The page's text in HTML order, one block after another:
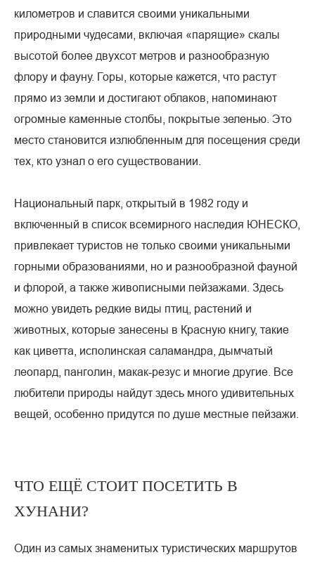
километров и славится своими уникальными
природными чудесами, включая «парящие» скалы
высотой более двухсот метров и разнообразную
флору и фауну. Горы, которые кажется, что растут
прямо из земли и достигают облаков, напоминают
огромные каменные столбы, покрытые зеленью. Это
место становится излюбленным для посещения среди
тех, кто узнал о его существовании.
Национальный парк, открытый в 1982 году и
включенный в список всемирного наследия ЮНЕСКО,
привлекает туристов не только своими уникальными
горными образованиями, но и разнообразной фауной
и флорой, а также живописными пейзажами. Здесь
можно увидеть редкие виды птиц, растений и
животных, которые занесены в Красную книгу, такие
как циветта, исполинская саламандра, дымчатый
леопард, панголин, макак-резус и многие другие. Все
любители природы найдут здесь много удивительных
вещей, особенно придутся по душе местные пейзажи.
ЧТО ЕЩЁ СТОИТ ПОСЕТИТЬ В
ХУНАНИ?
Один из самых знаменитых туристических маршрутов